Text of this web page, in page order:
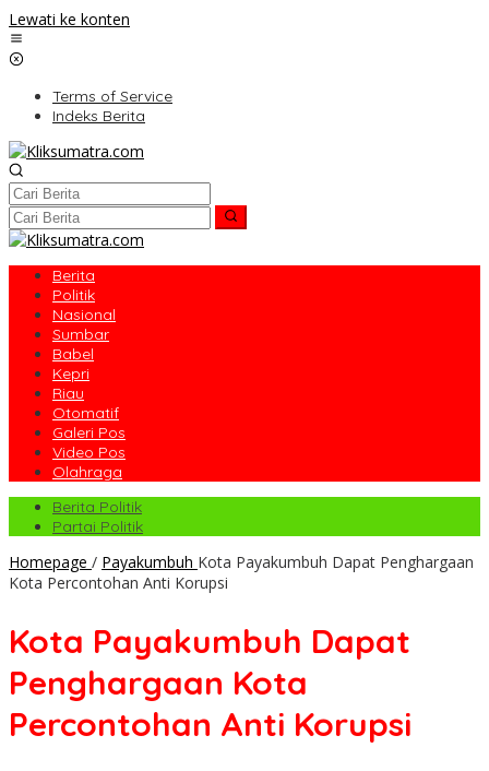
Lewati ke konten
Terms of Service
Indeks Berita
Berita
Politik
Nasional
Sumbar
Babel
Kepri
Riau
Otomatif
Galeri Pos
Video Pos
Olahraga
Berita Politik
Partai Politik
Homepage / Payakumbuh Kota Payakumbuh Dapat Penghargaan
Kota Percontohan Anti Korupsi
Kota Payakumbuh Dapat
Penghargaan Kota
Percontohan Anti Korupsi